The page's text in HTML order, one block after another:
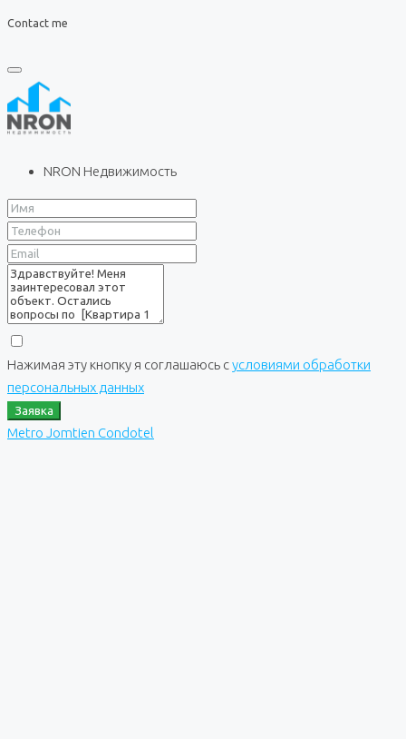
Contact me
NRON Недвижимость
Нажимая эту кнопку я соглашаюсь сусловиями обработки
персональных данных
Заявка
Metro Jomtien Condotel